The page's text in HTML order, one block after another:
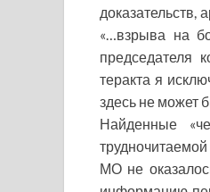
доказательств,
«…взрыва на
председателя
теракта я
здесь не может
Найденные
МО не